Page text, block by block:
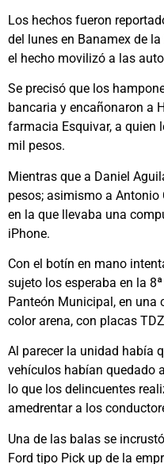
Los hechos fueron
del lunes en Banamex de la
el hecho movilizó a las
Se precisó que los
bancaria y encañonaron a
farmacia Esquivar, a quien
mil pesos.
Mientras que a Daniel
pesos; asimismo a
en la que llevaba una
iPhone.
Con el botín en mano
sujeto los esperaba en la
Panteón Municipal, en una
color arena, con placas
Al parecer la unidad había
vehículos habían quedado
lo que los delincuentes
amedrentar a los
Una de las balas se
Ford tipo Pick up de la